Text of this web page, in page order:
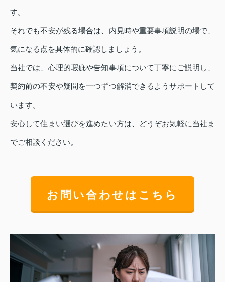
す。
それでも不安が残る場合は、内見時や重要事項説明の場で、
気になる点を具体的に確認しましょう。
当社では、心理的瑕疵や告知事項について丁寧にご説明し、
契約前の不安や疑問を一つずつ解消できるようサポートして
います。
安心して住まい選びを進めたい方は、どうぞお気軽に当社ま
でご相談ください。
お問い合わせはこちら